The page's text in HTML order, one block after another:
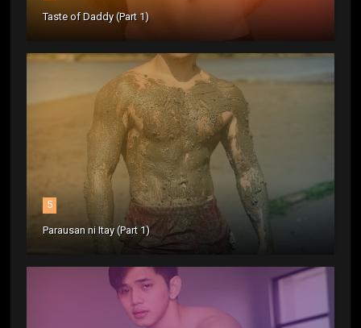
Taste of Daddy (Part 1)
5
Parausan ni Itay (Part 1)